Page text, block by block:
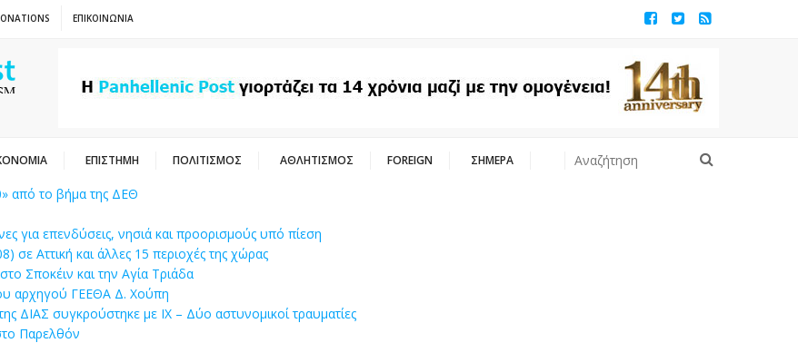
ΕΠΙΚΟΙΝΩΝΙΑ
ΕΠΙΣΤΗΜΗ ΠΟΛΙΤΙΣΜΟΣ ΑΘΛΗΤΙΣΜΟΣ FOREIGN ΣΗΜΕΡΑ
από το βήμα της ΔΕΘ
για επενδύσεις, νησιά και προορισμούς υπό πίεση
Αττική και άλλες 15 περιοχές της χώρας
Σποκέιν και την Αγία Τριάδα
αρχηγού ΓΕΕΘΑ Δ. Χούπη
συγκρούστηκε με ΙΧ – Δύο αστυνομικοί τραυματίες
Παρελθόν